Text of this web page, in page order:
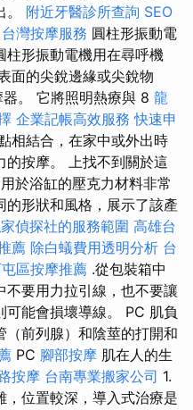
附近牙醫診所查詢 SEO
台灣按摩服務 圓柱形振動電
柱形振動電機用在尋呼機
面的尖銳邊緣或尖銳物
。 它將照明熱療與 8 龍
企業記帳高效服務 快速申
相結合，在家中或外出時
的按摩。 上找不到關於這
於浴缸的壓克力材料非常
形狀和風格，展示了該產
偵探社的服務範圍 高雄台
薦 除白蟻費用透明分析 台
區按摩推薦 .從包裝箱中
要用力拉引線，也不要讓
能會損壞導線。 PC 肌負
前列腺）和陰莖的打開和
PC 腳部按摩 肌在人的生
按摩 台南專業搬家公司 1.
位置較深，導入式治療是